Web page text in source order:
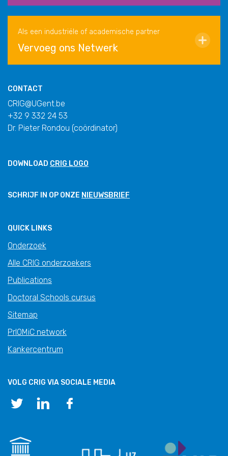
Als een industriële of academische partner
Vervoeg ons Netwerk
CONTACT
CRIG@UGent.be
+32 9 332 24 53
Dr. Pieter Rondou (coördinator)
DOWNLOAD CRIG LOGO
SCHRIJF IN OP ONZE NIEUWSBRIEF
QUICK LINKS
Onderzoek
Alle CRIG onderzoekers
Publications
Doctoral Schools cursus
Sitemap
PrIOMiC network
Kankercentrum
VOLG CRIG VIA SOCIALE MEDIA